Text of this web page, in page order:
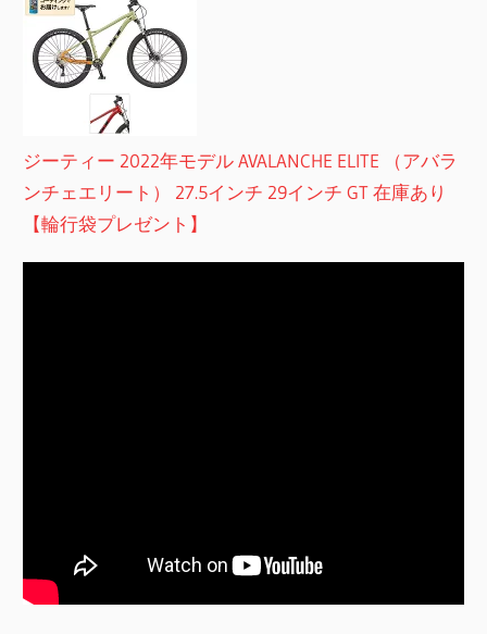
ジーティー 2022年モデル AVALANCHE ELITE （アバラ
ンチェエリート） 27.5インチ 29インチ GT 在庫あり
【輪行袋プレゼント】